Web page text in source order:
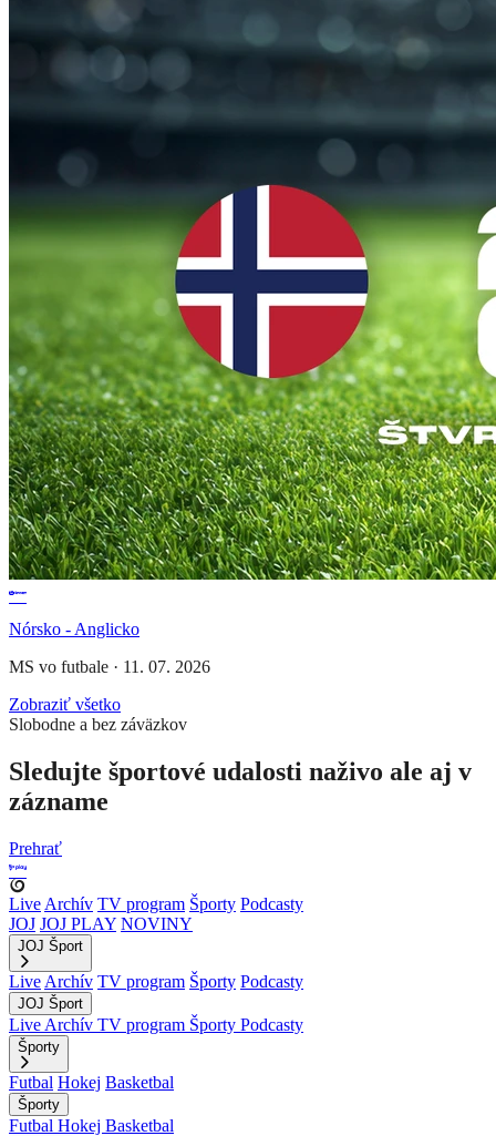
Nórsko - Anglicko
MS vo futbale · 11. 07. 2026
Zobraziť všetko
Slobodne a bez záväzkov
Sledujte športové udalosti naživo ale aj v
zázname
Prehrať
Live Archív TV program Športy Podcasty
JOJ JOJ PLAY NOVINY
JOJ Šport
Live Archív TV program Športy Podcasty
JOJ Šport
Live Archív TV program Športy Podcasty
Športy
Futbal Hokej Basketbal
Športy
Futbal Hokej Basketbal